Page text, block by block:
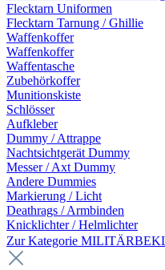
Flecktarn Uniformen
Flecktarn Tarnung / Ghillie
Waffenkoffer
Waffenkoffer
Waffentasche
Zubehörkoffer
Munitionskiste
Schlösser
Aufkleber
Dummy / Attrappe
Nachtsichtgerät Dummy
Messer / Axt Dummy
Andere Dummies
Markierung / Licht
Deathrags / Armbinden
Knicklichter / Helmlichter
Zur Kategorie